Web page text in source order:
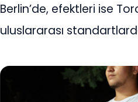
Berlin’de, efektleri ise
uluslararası